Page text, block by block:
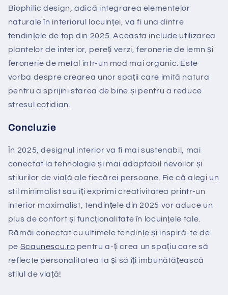
Biophilic design, adică integrarea elementelor
naturale în interiorul locuinței, va fi una dintre
tendințele de top din 2025. Aceasta include utilizarea
plantelor de interior, pereți verzi, feronerie de lemn și
feronerie de metal într-un mod mai organic. Este
vorba despre crearea unor spații care imită natura
pentru a sprijini starea de bine și pentru a reduce
stresul cotidian.
Concluzie
În 2025, designul interior va fi mai sustenabil, mai
conectat la tehnologie și mai adaptabil nevoilor și
stilurilor de viață ale fiecărei persoane. Fie că alegi un
stil minimalist sau îți exprimi creativitatea printr-un
interior maximalist, tendințele din 2025 vor aduce un
plus de confort și funcționalitate în locuințele tale.
Rămâi conectat cu ultimele tendințe și inspiră-te de
pe Scaunescu .ro pentru a-ți crea un spațiu care să
reflecte personalitatea ta și să îți îmbunătățească
stilul de viață!